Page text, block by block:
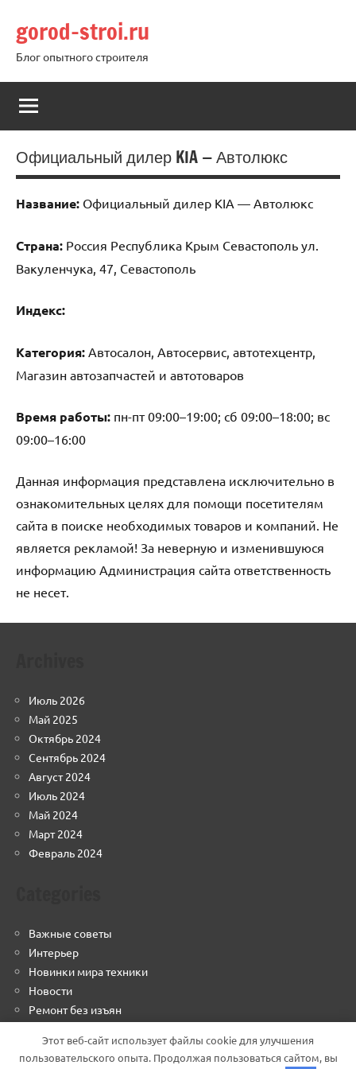
содержимому
gorod-stroi.ru
Блог опытного строителя
Официальный дилер KIA — Автолюкс
Название: Официальный дилер KIA — Автолюкс
Страна: Россия Республика Крым Севастополь ул.
Вакуленчука, 47, Севастополь
Индекс:
Категория: Автосалон, Автосервис, автотехцентр,
Магазин автозапчастей и автотоваров
Время работы: пн-пт 09:00–19:00; сб 09:00–18:00; вс
09:00–16:00
Данная информация представлена исключительно в
ознакомительных целях для помощи посетителям
сайта в поиске необходимых товаров и компаний. Не
является рекламой! За неверную и изменившуюся
информацию Администрация сайта ответственность
не несет.
Июль 2026
Май 2025
Октябрь 2024
Сентябрь 2024
Август 2024
Июль 2024
Май 2024
Март 2024
Февраль 2024
Важные советы
Интерьер
Новинки мира техники
Новости
Ремонт без изъян
Финансовый навигатор
Этот веб-сайт использует файлы cookie для улучшения
пользовательского опыта. Продолжая пользоваться сайтом, вы